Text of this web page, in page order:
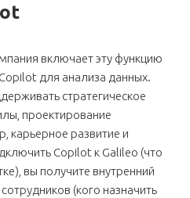
включает эту функцию
для анализа данных.
стратегическое
проектирование
карьерное развитие и
Copilot к Galileo (что
вы получите внутренний
(кого назначить